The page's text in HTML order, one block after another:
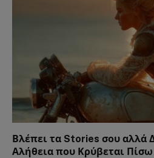
Βλέπει τα Stories σου αλλά
Αλήθεια που Κρύβεται